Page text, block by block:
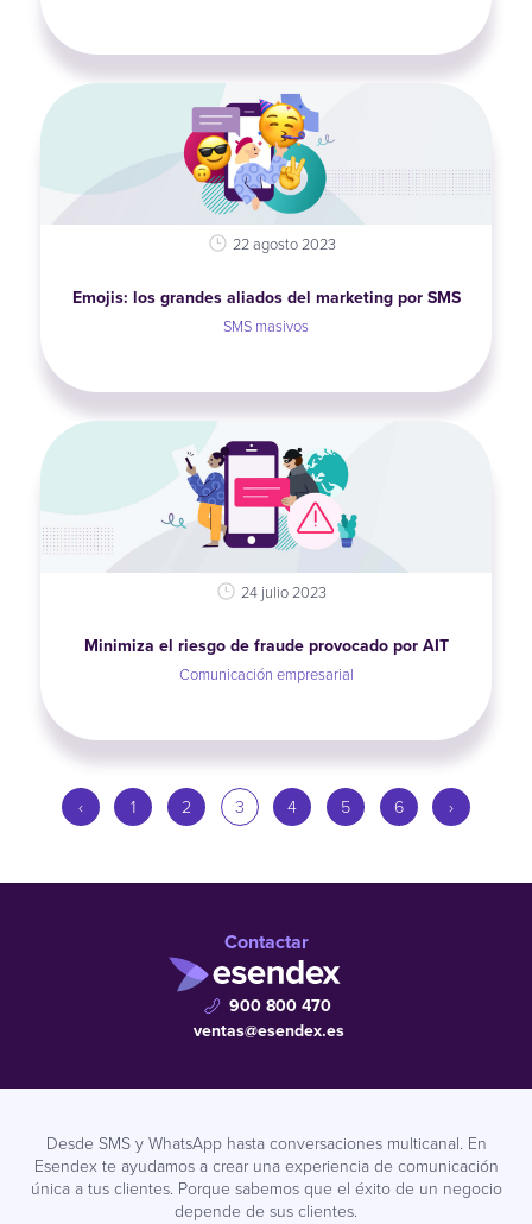
22 agosto 2023
Emojis: los grandes aliados del marketing por SMS
SMS masivos
24 julio 2023
Minimiza el riesgo de fraude provocado por AIT
Comunicación empresarial
‹ 1 2 3 4 5 6 ›
Contactar
900 800 470
ventas@esendex.es
Desde SMS y WhatsApp hasta conversaciones multicanal. En
Esendex te ayudamos a crear una experiencia de comunicación
única a tus clientes. Porque sabemos que el éxito de un negocio
depende de sus clientes.